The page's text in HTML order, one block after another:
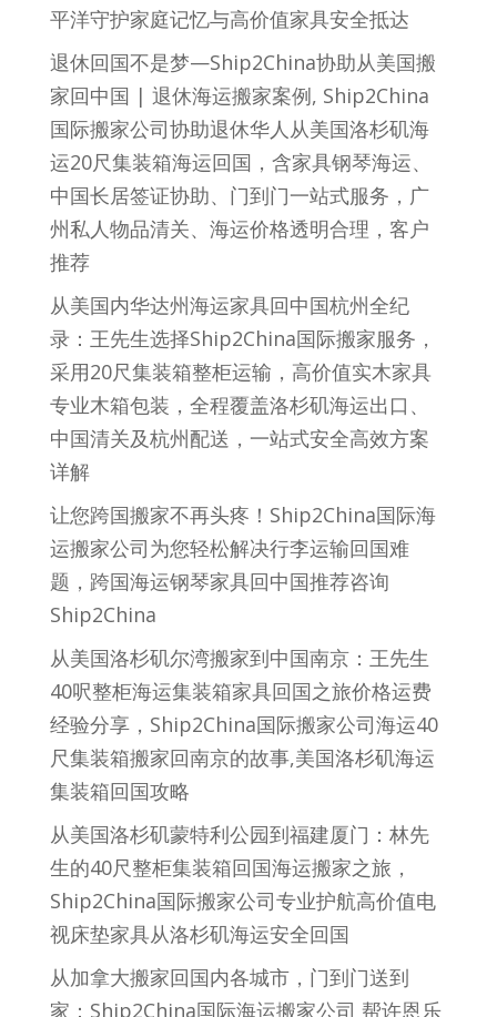
平洋守护家庭记忆与高价值家具安全抵达
退休回国不是梦—Ship2China协助从美国搬
家回中国 | 退休海运搬家案例, Ship2China
国际搬家公司协助退休华人从美国洛杉矶海
运20尺集装箱海运回国，含家具钢琴海运、
中国长居签证协助、门到门一站式服务，广
州私人物品清关、海运价格透明合理，客户
推荐
从美国内华达州海运家具回中国杭州全纪
录：王先生选择Ship2China国际搬家服务，
采用20尺集装箱整柜运输，高价值实木家具
专业木箱包装，全程覆盖洛杉矶海运出口、
中国清关及杭州配送，一站式安全高效方案
详解
让您跨国搬家不再头疼！Ship2China国际海
运搬家公司为您轻松解决行李运输回国难
题，跨国海运钢琴家具回中国推荐咨询
Ship2China
从美国洛杉矶尔湾搬家到中国南京：王先生
40呎整柜海运集装箱家具回国之旅价格运费
经验分享，Ship2China国际搬家公司海运40
尺集装箱搬家回南京的故事,美国洛杉矶海运
集装箱回国攻略
从美国洛杉矶蒙特利公园到福建厦门：林先
生的40尺整柜集装箱回国海运搬家之旅，
Ship2China国际搬家公司专业护航高价值电
视床垫家具从洛杉矶海运安全回国
从加拿大搬家回国内各城市，门到门送到
家：Ship2China国际海运搬家公司 帮许恩乐